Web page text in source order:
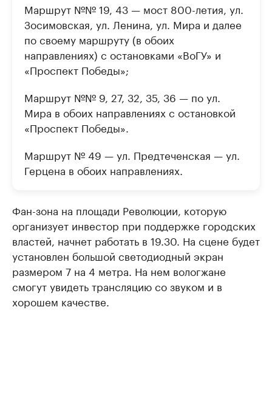
Маршрут №№ 19, 43 — мост 800-летия, ул.
Зосимовская, ул. Ленина, ул. Мира и далее
по своему маршруту (в обоих
направлениях) с остановками «ВоГУ» и
«Проспект Победы»;
Маршрут №№ 9, 27, 32, 35, 36 — по ул.
Мира в обоих направлениях с остановкой
«Проспект Победы».
Маршрут № 49 — ул. Предтеченская — ул.
Герцена в обоих направлениях.
Фан-зона на площади Революции, которую
организует инвестор при поддержке городских
властей, начнет работать в 19.30. На сцене будет
установлен большой светодиодный экран
размером 7 на 4 метра. На нем вологжане
смогут увидеть трансляцию со звуком и в
хорошем качестве.